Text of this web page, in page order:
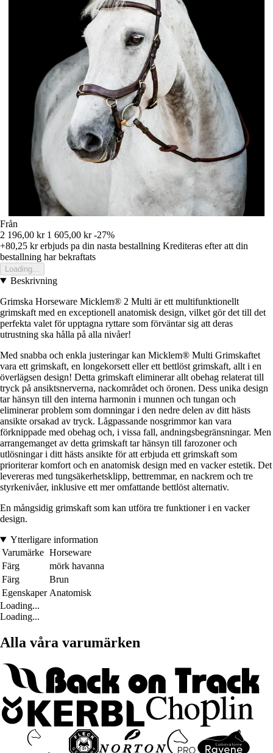
Från
2 196,00 kr 1 605,00 kr -27%
+80,25 krerbjuds pa din nasta bestallning Krediteras efter att din
bestallning har bekraftats
Loading...
Beskrivning
Grimska Horseware Micklem® 2 Multi är ett multifunktionellt
grimskaft med en exceptionell anatomisk design, vilket gör det till det
perfekta valet för upptagna ryttare som förväntar sig att deras
utrustning ska hålla på alla nivåer!
Med snabba och enkla justeringar kan Micklem® Multi Grimskaftet
vara ett grimskaft, en longekorsett eller ett bettlöst grimskaft, allt i en
överlägsen design! Detta grimskaft eliminerar allt obehag relaterat till
tryck på ansiktsnerverna, nackområdet och öronen. Dess unika design
tar hänsyn till den interna harmonin i munnen och tungan och
eliminerar problem som domningar i den nedre delen av ditt hästs
ansikte orsakad av tryck. Lågpassande nosgrimmor kan vara
förknippade med obehag och, i vissa fall, andningsbegränsningar. Men
arrangemanget av detta grimskaft tar hänsyn till farozoner och
utlösningar i ditt hästs ansikte för att erbjuda ett grimskaft som
prioriterar komfort och en anatomisk design med en vacker estetik. Det
levereras med tungsäkerhetsklipp, bettremmar, en nackrem och tre
styrkenivåer, inklusive ett mer omfattande bettlöst alternativ.
En mångsidig grimskaft som kan utföra tre funktioner i en vacker
design.
Ytterligare information
Varumärke Horseware
Färg
mörk havanna
Färg
Brun
Egenskaper Anatomisk
Loading...
Loading...
Alla våra varumärken